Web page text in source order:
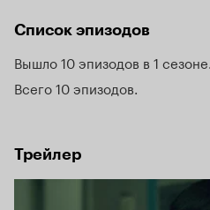
Берика в ток-шоу как героя
Список эпизодов
Вышло 10 эпизодов в 1 сезоне
Всего 10 эпизодов
Трейлер